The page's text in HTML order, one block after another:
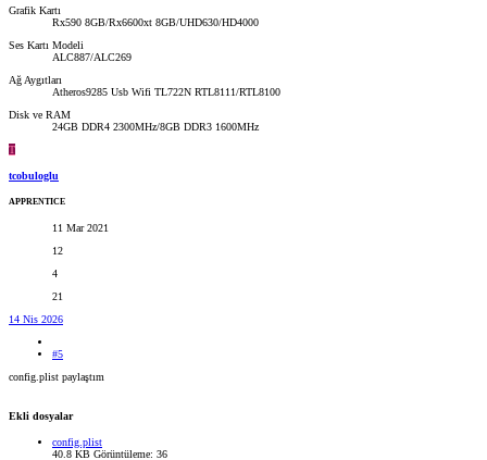
Grafik Kartı
Rx590 8GB/Rx6600xt 8GB/UHD630/HD4000
Ses Kartı Modeli
ALC887/ALC269
Ağ Aygıtları
Atheros9285 Usb Wifi TL722N RTL8111/RTL8100
Disk ve RAM
24GB DDR4 2300MHz/8GB DDR3 1600MHz
T
tcobuloglu
APPRENTICE
11 Mar 2021
12
4
21
14 Nis 2026
#5
config.plist paylaştım
Ekli dosyalar
config.plist
40.8 KB Görüntüleme: 36